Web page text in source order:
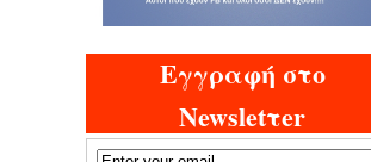
Εγγραφή στο
Newsletτer